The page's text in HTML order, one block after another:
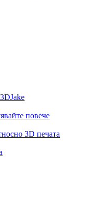
повече
3D печата